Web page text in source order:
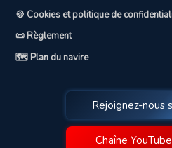
🍪 Cookies et politique de
📜 Règlement
🗺️ Plan du navire
Rejoignez-nous
Chaîne